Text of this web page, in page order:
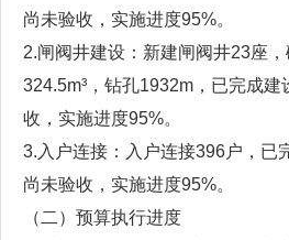
尚未验收，实施进度95%。
2.闸阀井建设：新建闸阀井23座
324.5m³，钻孔1932m，已完成
收，实施进度95%。
3.入户连接：入户连接396户，已
尚未验收，实施进度95%。
（二）预算执行进度